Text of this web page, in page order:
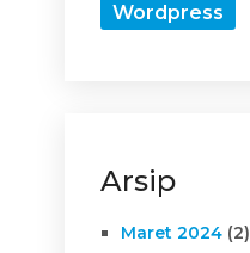
Wordpress
Arsip
Maret 2024(2)